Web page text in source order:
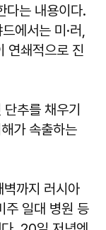
다는 내용이다.
에서는 미·러,
연쇄적으로 진
추를 채우기
가 속출하는
까지 러시아
주 일대 병원 등